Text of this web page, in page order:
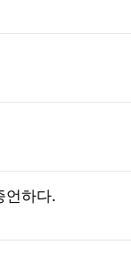
언하다.